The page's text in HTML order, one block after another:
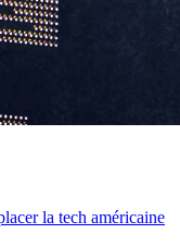
la tech américaine